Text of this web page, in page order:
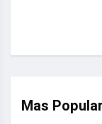
Mas Popular